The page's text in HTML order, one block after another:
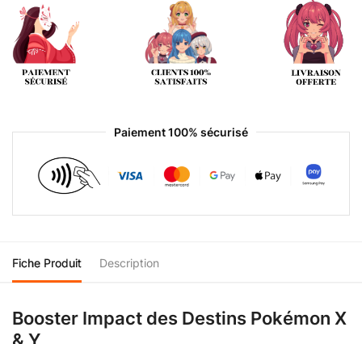
Paiement 100% sécurisé
Fiche Produit Description
Booster Impact des Destins Pokémon X
& Y